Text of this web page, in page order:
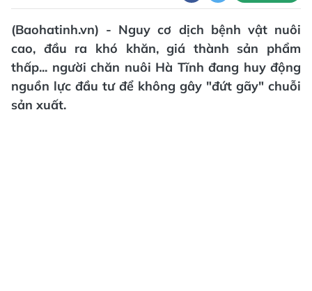
(Baohatinh.vn) - Nguy cơ dịch bệnh vật nuôi
cao, đầu ra khó khăn, giá thành sản phẩm
thấp... người chăn nuôi Hà Tĩnh đang huy động
nguồn lực đầu tư để không gây "đứt gãy" chuỗi
sản xuất.